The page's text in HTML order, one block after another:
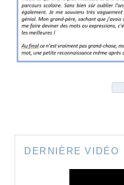
DERNIÈRE VIDÉO